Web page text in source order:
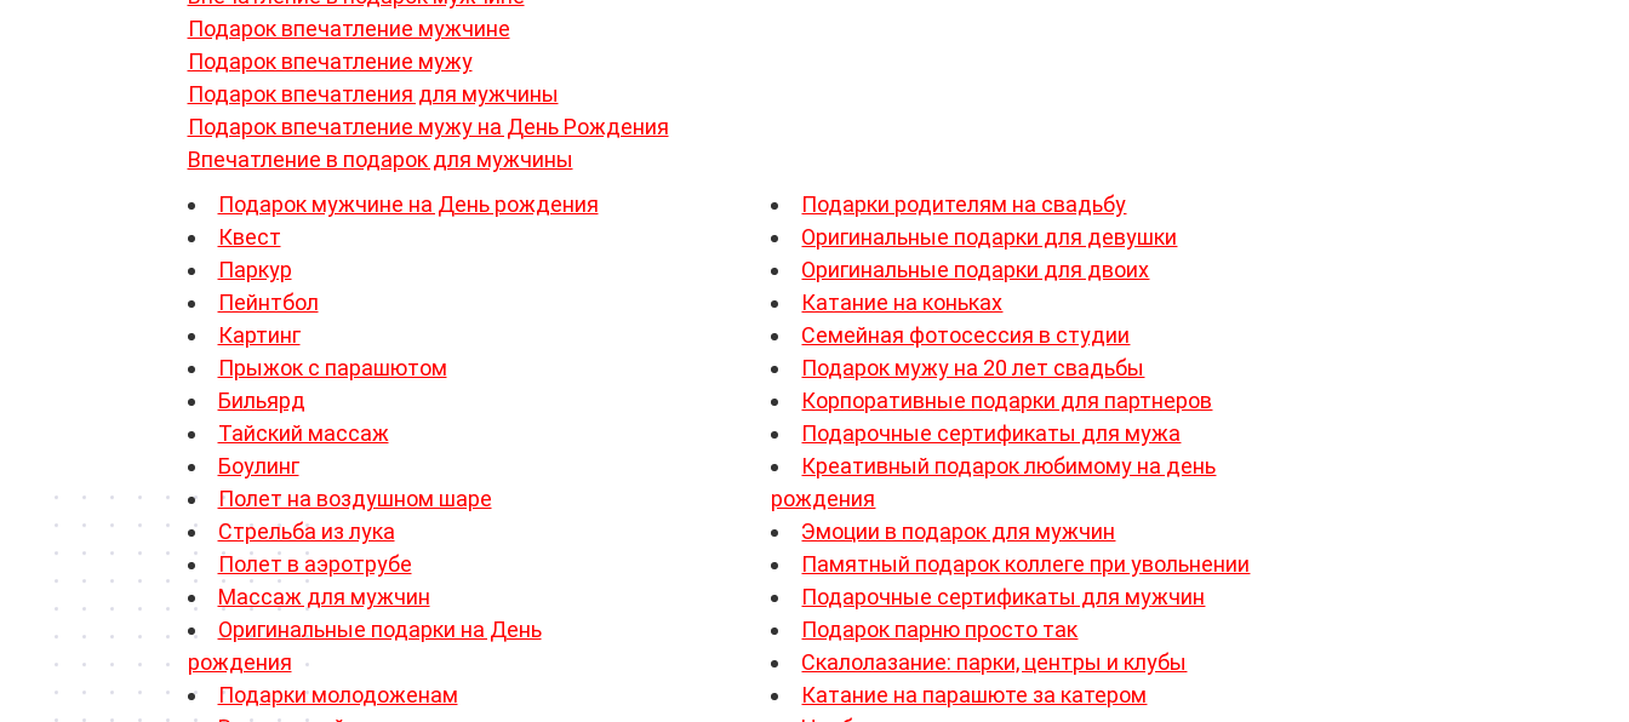
Подарок впечатление мужчине
Подарок впечатление мужу
Подарок впечатления для мужчины
Подарок впечатление мужу на День Рождения
Впечатление в подарок для мужчины
Подарок мужчине на День рождения
Квест
Паркур
Пейнтбол
Картинг
Прыжок с парашютом
Бильярд
Тайский массаж
Боулинг
Полет на воздушном шаре
Стрельба из лука
Полет в аэротрубе
Массаж для мужчин
Оригинальные подарки на День
рождения
Подарки молодоженам
Подарки родителям на свадьбу
Оригинальные подарки для девушки
Оригинальные подарки для двоих
Катание на коньках
Семейная фотосессия в студии
Подарок мужу на 20 лет свадьбы
Корпоративные подарки для партнеров
Подарочные сертификаты для мужа
Креативный подарок любимому на день
рождения
Эмоции в подарок для мужчин
Памятный подарок коллеге при увольнении
Подарочные сертификаты для мужчин
Подарок парню просто так
Скалолазание: парки, центры и клубы
Катание на парашюте за катером